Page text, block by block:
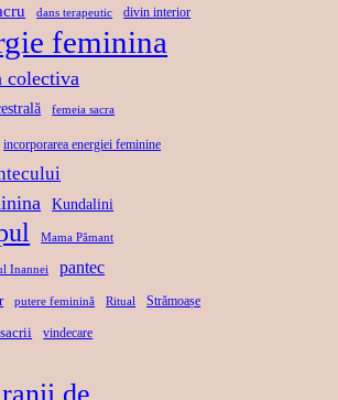
dans terapeutic divin interior
feminina
colectiva
femeia sacra
incorporarea energiei feminine
Kundalini
Mama Pămant
Inannei pantec
putere feminină Ritual Strămoașe
vindecare